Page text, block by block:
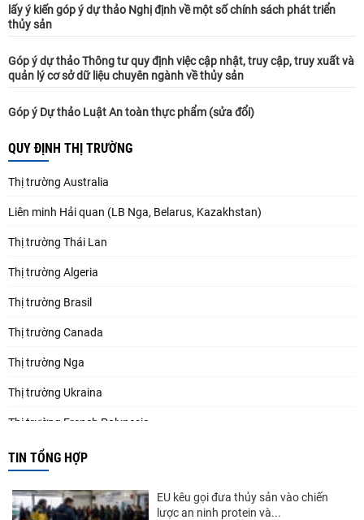
lấy ý kiến góp ý dự thảo Nghị định về một số chính sách phát triển
thủy sản
Góp ý dự thảo Thông tư quy định việc cập nhật, truy cập, truy xuất và
quản lý cơ sở dữ liệu chuyên ngành về thủy sản
Góp ý Dự thảo Luật An toàn thực phẩm (sửa đổi)
QUY ĐỊNH THỊ TRƯỜNG
Thị trường Australia
Liên minh Hải quan (LB Nga, Belarus, Kazakhstan)
Thị trường Thái Lan
Thị trường Algeria
Thị trường Brasil
Thị trường Canada
Thị trường Nga
Thị trường Ukraina
Thị trường French Polynesia
Thị trường Trung Quốc
Thị trường New Zealand
TIN TỔNG HỢP
EU kêu gọi đưa thủy sản vào chiến
lược an ninh protein và...